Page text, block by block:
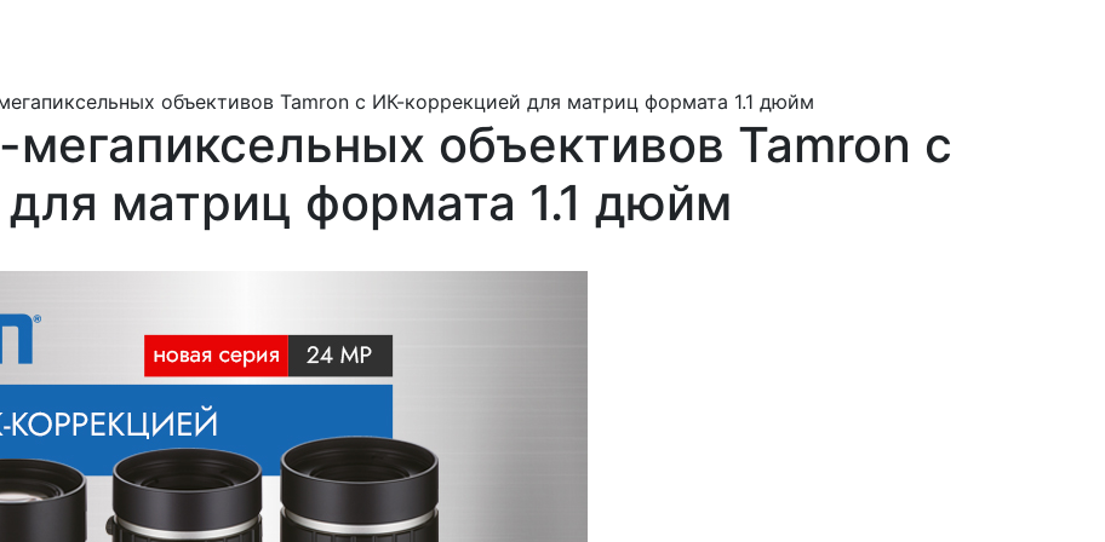
объективов Tamron с ИК-коррекцией для матриц формата 1.1 дюйм
объективов Tamron с
матриц формата 1.1 дюйм